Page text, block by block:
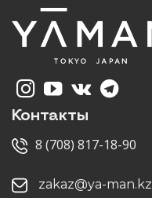
Контакты
8 (708) 817-18-90
zakaz@ya-man.kz